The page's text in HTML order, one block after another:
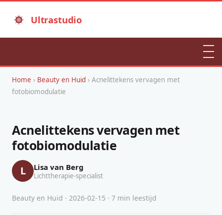
Ultrastudio
Home › Beauty en Huid › Acnelittekens vervagen met
fotobiomodulatie
Acnelittekens vervagen met
fotobiomodulatie
L Lisa van Berg
Lichttherapie-specialist
Beauty en Huid · 2026-02-15 · 7 min leestijd